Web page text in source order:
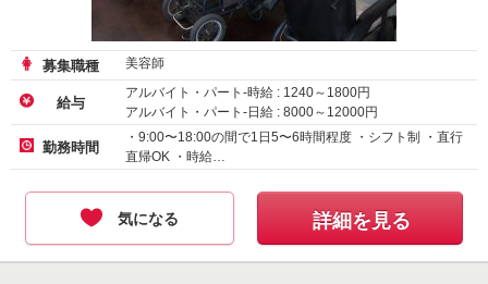
募集職種 美容師
給与
アルバイト・パート-時給 : 1240～ 1800円
アルバイト・パート-日給 : 8000～ 12000円
勤務時間
・9:00〜18:00の間で1日5〜6時間程度 ・シフト制 ・直行
直帰OK ・時給…
気になる 詳細を見る